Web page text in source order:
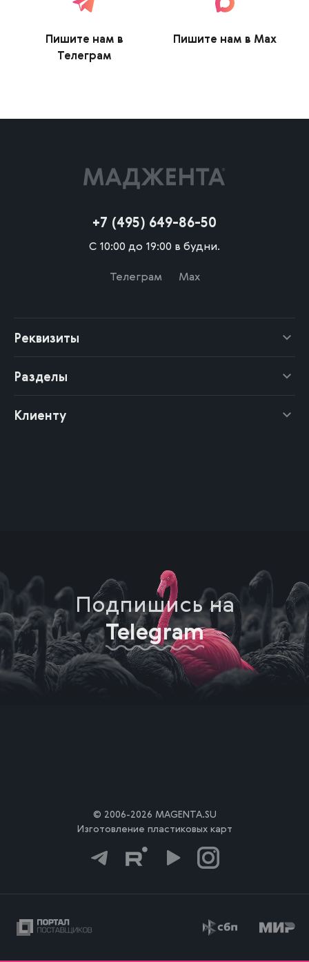
Пишите нам в
Телеграм
Пишите нам в Max
+7 (495) 649-86-50
С 10:00 до 19:00 в будни.
Телеграм
Max
Реквизиты
Разделы
Клиенту
Подпишись на
Telegram
© 2006-2026 MAGENTA.SU
Изготовление пластиковых карт